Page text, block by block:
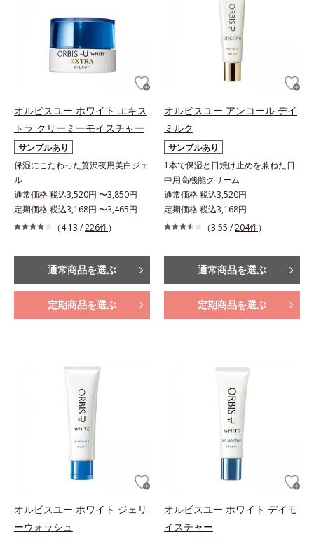
オルビスユー ホワイト エキス
トラ クリーミーモイスチャー
サンプルあり
保湿にこだわった贅沢夜用美白ジェ
ル
通常価格 税込3,520円 〜3,850円
定期価格 税込3,168円 〜3,465円
（4.13 /226件）
通常商品を選ぶ
定期商品を選ぶ
オルビスユー アンコール デイ
ミルク
サンプルあり
1本で保湿と日焼け止めを兼ねた日
中用高機能クリーム
通常価格 税込3,520円
定期価格 税込3,168円
（3.55 /204件）
通常商品を選ぶ
定期商品を選ぶ
オルビスユー ホワイト ジェリ
ーウォッシュ
オルビスユー ホワイト デイモ
イスチャー